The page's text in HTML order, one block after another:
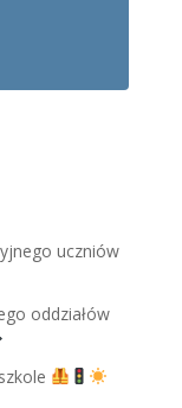
uczniów
oddziałów